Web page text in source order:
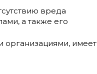
вреда
а также его
организациями, имеет